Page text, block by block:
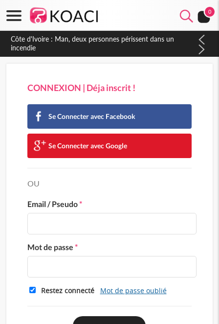
0
Côte d'Ivoire : Séileu, la célébration de la fête nationale
transformée en vaste campagne contre les produits
dépigmentants dangereux
CONNEXION | Déja inscrit !
Se Connecter avec Facebook
Se Connecter avec Google
OU
Email / Pseudo*
Mot de passe *
Restez connecté Mot de passe oublié